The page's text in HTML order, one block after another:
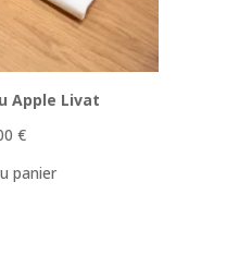
Apple Livat
€
panier